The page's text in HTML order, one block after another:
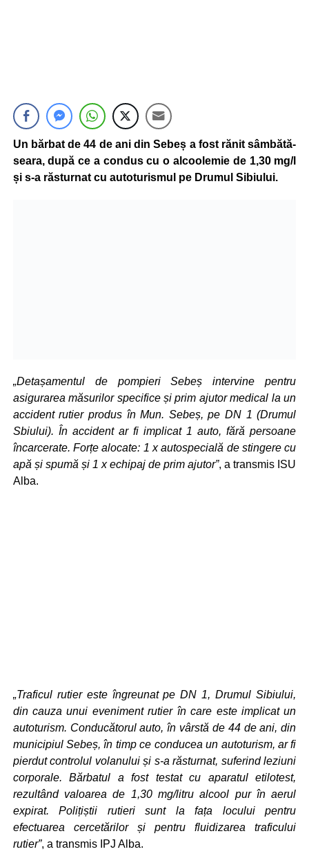
Un bărbat de 44 de ani din Sebeș a fost rănit sâmbătă-
seara, după ce a condus cu o alcoolemie de 1,30 mg/l
și s-a răsturnat cu autoturismul pe Drumul Sibiului.
„Detașamentul de pompieri Sebeș intervine pentru
asigurarea măsurilor specifice și prim ajutor medical la un
accident rutier produs în Mun. Sebeș, pe DN 1 (Drumul
Sbiului). În accident ar fi implicat 1 auto, fără persoane
încarcerate. Forțe alocate: 1 x autospecială de stingere cu
apă și spumă și 1 x echipaj de prim ajutor”, a transmis ISU
Alba.
„Traficul rutier este îngreunat pe DN 1, Drumul Sibiului,
din cauza unui eveniment rutier în care este implicat un
autoturism. Conducătorul auto, în vârstă de 44 de ani, din
municipiul Sebeș, în timp ce conducea un autoturism, ar fi
pierdut controlul volanului și s-a răsturnat, suferind leziuni
corporale. Bărbatul a fost testat cu aparatul etilotest,
rezultând valoarea de 1,30 mg/litru alcool pur în aerul
expirat. Polițiștii rutieri sunt la fața locului pentru
efectuarea cercetărilor și pentru fluidizarea traficului
rutier”, a transmis IPJ Alba.